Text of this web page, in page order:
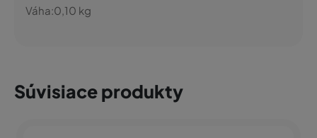
Váha:0,10 kg
Súvisiace produkty